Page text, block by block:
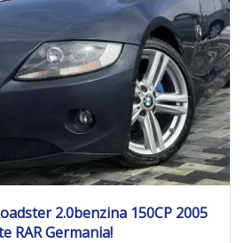
2.0benzina 150CP 2005
RAR Germania!